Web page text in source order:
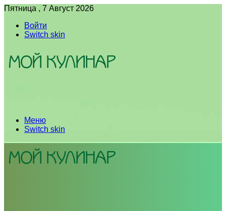
Пятница , 7 Август 2026
Войти
Switch skin
Меню
Switch skin